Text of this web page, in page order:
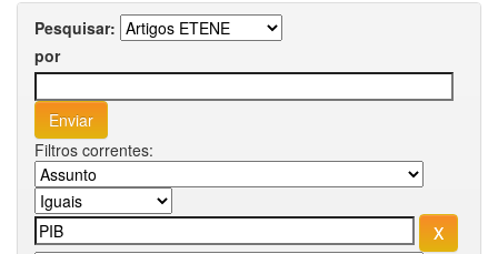
Pesquisar:
por
Filtros correntes: